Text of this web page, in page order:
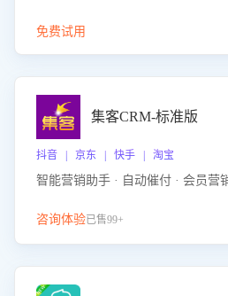
免费试用
集客CRM-标准版
抖音 | 京东 | 快手 | 淘宝
智能营销助手 · 自动催付 · 会员营
咨询体验已售99+